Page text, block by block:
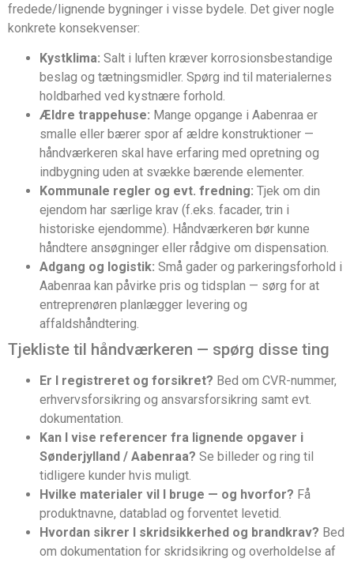
fredede/lignende bygninger i visse bydele. Det giver nogle
konkrete konsekvenser:
Kystklima: Salt i luften kræver korrosionsbestandige
beslag og tætningsmidler. Spørg ind til materialernes
holdbarhed ved kystnære forhold.
Ældre trappehuse: Mange opgange i Aabenraa er
smalle eller bærer spor af ældre konstruktioner —
håndværkeren skal have erfaring med opretning og
indbygning uden at svække bærende elementer.
Kommunale regler og evt. fredning: Tjek om din
ejendom har særlige krav (f.eks. facader, trin i
historiske ejendomme). Håndværkeren bør kunne
håndtere ansøgninger eller rådgive om dispensation.
Adgang og logistik: Små gader og parkeringsforhold i
Aabenraa kan påvirke pris og tidsplan — sørg for at
entreprenøren planlægger levering og
affaldshåndtering.
Tjekliste til håndværkeren — spørg disse ting
Er I registreret og forsikret? Bed om CVR-nummer,
erhvervsforsikring og ansvarsforsikring samt evt.
dokumentation.
Kan I vise referencer fra lignende opgaver i
Sønderjylland / Aabenraa? Se billeder og ring til
tidligere kunder hvis muligt.
Hvilke materialer vil I bruge — og hvorfor? Få
produktnavne, datablad og forventet levetid.
Hvordan sikrer I skridsikkerhed og brandkrav? Bed
om dokumentation for skridsikring og overholdelse af